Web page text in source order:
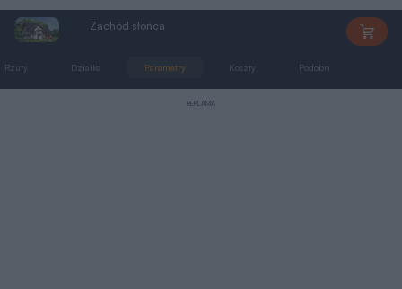
Zachód słońca
Rzuty Działka Parametry Koszty Podobne
REKLAMA